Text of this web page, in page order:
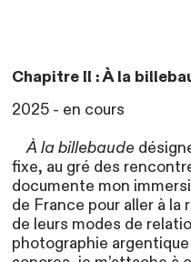
Chapitre II : À la
2025 - en cours
À la billebaude
fixe, au gré des
documente mon
de France pour aller à
de leurs modes de
photographie